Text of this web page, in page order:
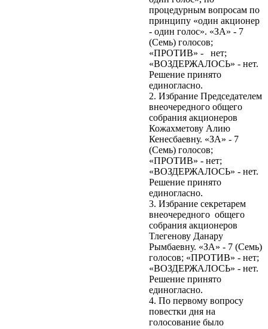
процедурным вопросам по
принципу «один акционер
- один голос». «ЗА» - 7
(Семь) голосов;
«ПРОТИВ» - нет;
«ВОЗДЕРЖАЛОСЬ» - нет.
Решение принято
единогласно.
2. Избрание Председателем
внеочередного общего
собрания акционеров
Кожахметову Алию
Кенесбаевну. «ЗА» - 7
(Семь) голосов;
«ПРОТИВ» - нет;
«ВОЗДЕРЖАЛОСЬ» - нет.
Решение принято
единогласно.
3. Избрание секретарем
внеочередного общего
собрания акционеров
Тлегенову Данару
Рымбаевну. «ЗА» - 7 (Семь)
голосов; «ПРОТИВ» - нет;
«ВОЗДЕРЖАЛОСЬ» - нет.
Решение принято
единогласно.
4. По первому вопросу
повестки дня на
голосование было